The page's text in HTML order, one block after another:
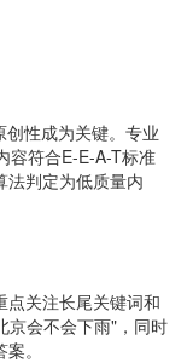
性成为关键。专业
容符合E-E-A-T标准
法判定为低质量内
点关注长尾关键词和
京会不会下雨"，同时
。